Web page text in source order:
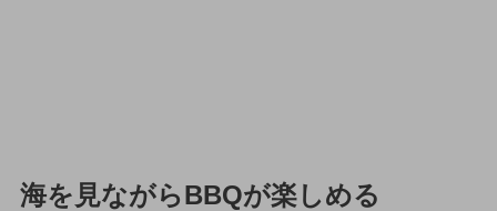
海を見ながらBBQが楽しめる